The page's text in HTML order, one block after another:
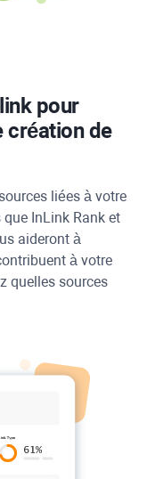
pour
création de
liées à votre
que InLink Rank et
aideront à
à votre
quelles sources